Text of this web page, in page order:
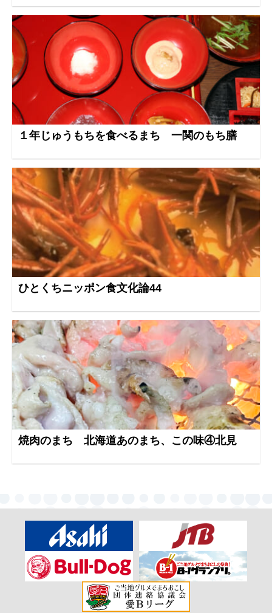
１年じゅうもちを食べるまち 一関のもち膳
ひとくちニッポン食文化論44
焼肉のまち 北海道あのまち、この味④北見